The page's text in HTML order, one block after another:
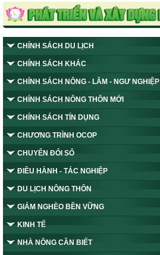
CHÍNH SÁCH DU LỊCH
CHÍNH SÁCH KHÁC
CHÍNH SÁCH NÔNG - LÂM - NGƯ NGHIỆP
CHÍNH SÁCH NÔNG THÔN MỚI
CHÍNH SÁCH TÍN DỤNG
CHƯƠNG TRÌNH OCOP
CHUYỂN ĐỔI SỐ
ĐIỀU HÀNH - TÁC NGHIỆP
DU LỊCH NÔNG THÔN
GIẢM NGHÈO BỀN VỮNG
KINH TẾ
NHÀ NÔNG CẦN BIẾT